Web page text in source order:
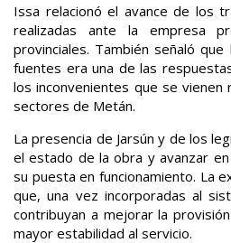
Issa relacionó el avance de los
realizadas ante la empresa
provinciales. También señaló
fuentes era una de las
los inconvenientes que se
sectores de Metán.
La presencia de Jarsún y de los
el estado de la obra y avanzar
su puesta en funcionamiento. La
que, una vez incorporadas al
contribuyan a mejorar la
mayor estabilidad al servicio.